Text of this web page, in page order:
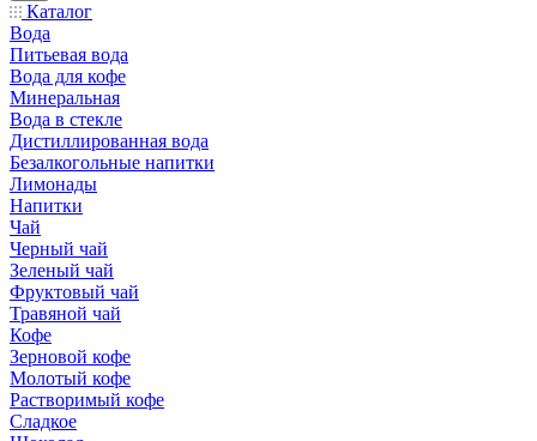
Каталог
Вода
Питьевая вода
Вода для кофе
Минеральная
Вода в стекле
Дистиллированная вода
Безалкогольные напитки
Лимонады
Напитки
Чай
Черный чай
Зеленый чай
Фруктовый чай
Травяной чай
Кофе
Зерновой кофе
Молотый кофе
Растворимый кофе
Сладкое